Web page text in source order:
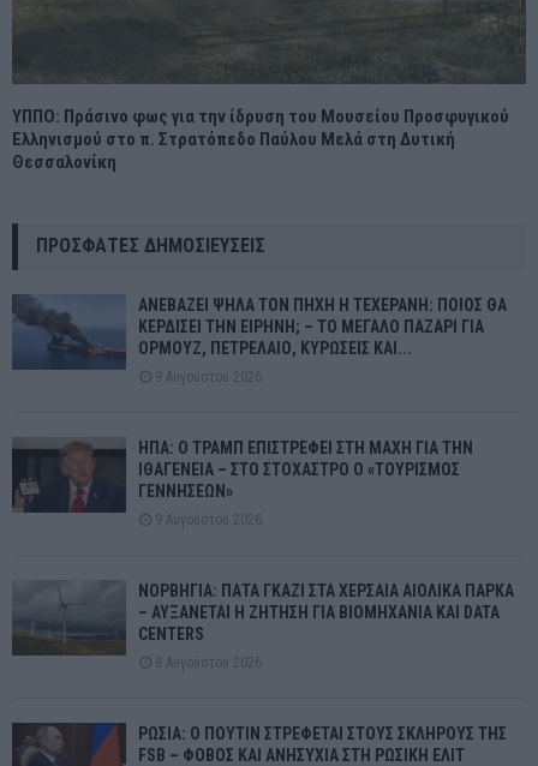
ΥΠΠΟ: Πράσινο φως για την ίδρυση του Μουσείου Προσφυγικού
Ελληνισμού στο π. Στρατόπεδο Παύλου Μελά στη Δυτική
Θεσσαλονίκη
ΠΡΌΣΦΑΤΕΣ ΔΗΜΟΣΙΕΎΣΕΙΣ
ΑΝΕΒΑΖΕΙ ΨΗΛΑ ΤΟΝ ΠΗΧΗ Η ΤΕΧΕΡΑΝΗ: ΠΟΙΟΣ ΘΑ
ΚΕΡΔΙΣΕΙ ΤΗΝ ΕΙΡΗΝΗ; – ΤΟ ΜΕΓΑΛΟ ΠΑΖΑΡΙ ΓΙΑ
ΟΡΜΟΥΖ, ΠΕΤΡΕΛΑΙΟ, ΚΥΡΩΣΕΙΣ ΚΑΙ...
9 Αυγούστου 2026
ΗΠΑ: Ο ΤΡΑΜΠ ΕΠΙΣΤΡΕΦΕΙ ΣΤΗ ΜΑΧΗ ΓΙΑ ΤΗΝ
ΙΘΑΓΕΝΕΙΑ – ΣΤΟ ΣΤΟΧΑΣΤΡΟ Ο «ΤΟΥΡΙΣΜΟΣ
ΓΕΝΝΗΣΕΩΝ»
9 Αυγούστου 2026
ΝΟΡΒΗΓΙΑ: ΠΑΤΑ ΓΚΑΖΙ ΣΤΑ ΧΕΡΣΑΙΑ ΑΙΟΛΙΚΑ ΠΑΡΚΑ
– ΑΥΞΑΝΕΤΑΙ Η ΖΗΤΗΣΗ ΓΙΑ ΒΙΟΜΗΧΑΝΙΑ ΚΑΙ DATA
CENTERS
8 Αυγούστου 2026
ΡΩΣΙΑ: Ο ΠΟΥΤΙΝ ΣΤΡΕΦΕΤΑΙ ΣΤΟΥΣ ΣΚΛΗΡΟΥΣ ΤΗΣ
FSB – ΦΟΒΟΣ ΚΑΙ ΑΝΗΣΥΧΙΑ ΣΤΗ ΡΩΣΙΚΗ ΕΛΙΤ